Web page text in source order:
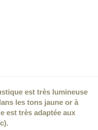
est très lumineuse
les tons jaune or à
est très adaptée aux